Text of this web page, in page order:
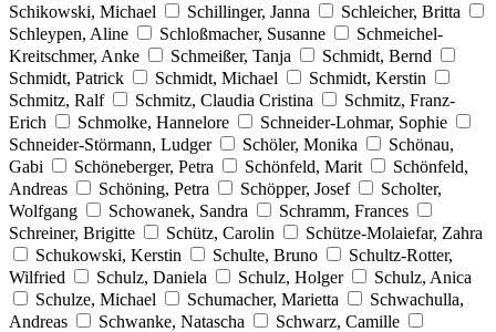
Schikowski, Michael
Schillinger, Janna
Schleicher, Britta
Schleypen, Aline
Schloßmacher, Susanne
Schmeichel-
Kreitschmer, Anke
Schmeißer, Tanja
Schmidt, Bernd
Schmidt, Patrick
Schmidt, Michael
Schmidt, Kerstin
Schmitz, Ralf
Schmitz, Claudia Cristina
Schmitz, Franz-
Erich
Schmolke, Hannelore
Schneider-Lohmar, Sophie
Schneider-Störmann, Ludger
Schöler, Monika
Schönau,
Gabi
Schöneberger, Petra Schönfeld, Marit
Schönfeld,
Andreas
Schöning, Petra Schöpper, Josef
Scholter,
Wolfgang
Schowanek, Sandra
Schramm, Frances
Schreiner, Brigitte
Schütz, Carolin
Schütze-Molaiefar, Zahra
Schukowski, Kerstin
Schulte, Bruno
Schultz-Rotter,
Wilfried
Schulz, Daniela Schulz, Holger
Schulz, Anica
Schulze, Michael
Schumacher, Marietta
Schwachulla,
Andreas
Schwanke, Natascha
Schwarz, Camille